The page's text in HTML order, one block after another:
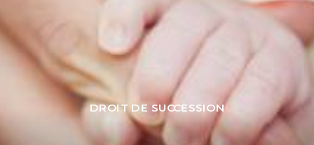
DROIT DE SUCCESSION